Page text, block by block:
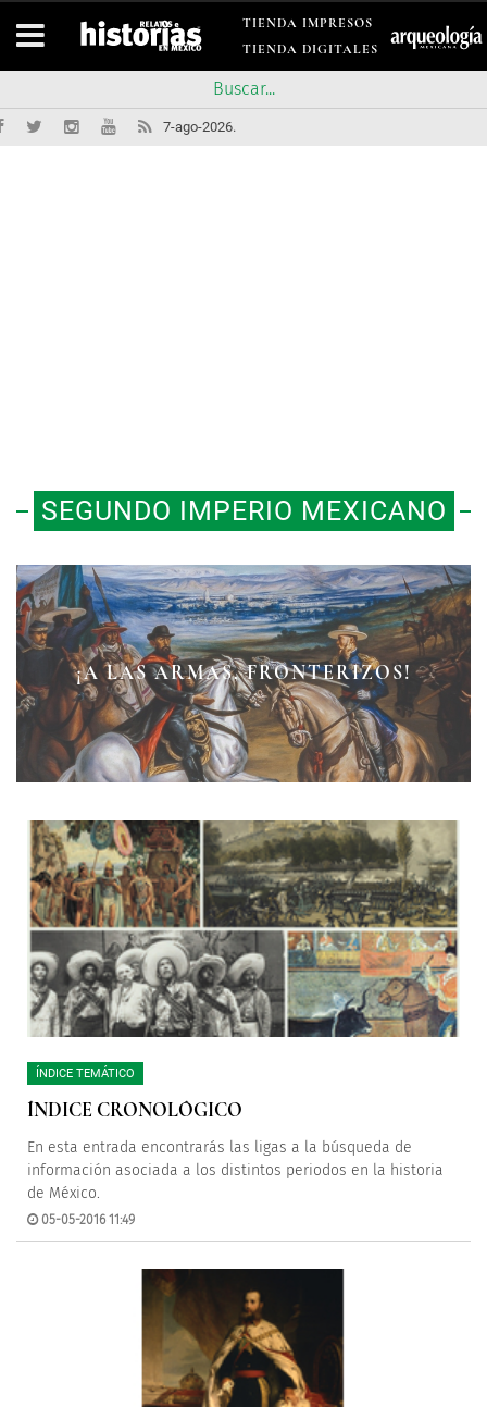
TIENDA IMPRESOS
TIENDA DIGITALES
7-ago-2026.
SEGUNDO IMPERIO MEXICANO
¡A LAS ARMAS, FRONTERIZOS!
EL MITO DE ATLIXCO
LA BATALLA DEL 2 DE ABRIL DE
1867
ÍNDICE TEMÁTICO
ÍNDICE CRONOLÓGICO
En esta entrada encontrarás las ligas a la búsqueda de
información asociada a los distintos periodos en la historia
de México.
05-05-2016 11:49